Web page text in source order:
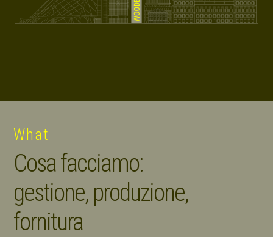
What
Cosa facciamo:
gestione, produzione,
fornitura